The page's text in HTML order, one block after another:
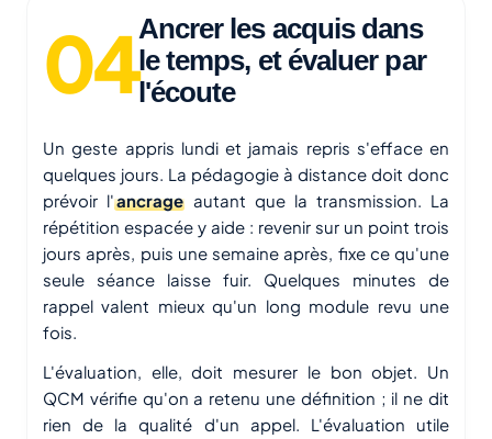
Ancrer les acquis dans
le temps, et évaluer par
l'écoute
Un geste appris lundi et jamais repris s'efface en
quelques jours. La pédagogie à distance doit donc
prévoir l'ancrage autant que la transmission. La
répétition espacée y aide : revenir sur un point trois
jours après, puis une semaine après, fixe ce qu'une
seule séance laisse fuir. Quelques minutes de
rappel valent mieux qu'un long module revu une
fois.
L'évaluation, elle, doit mesurer le bon objet. Un
QCM vérifie qu'on a retenu une définition ; il ne dit
rien de la qualité d'un appel. L'évaluation utile